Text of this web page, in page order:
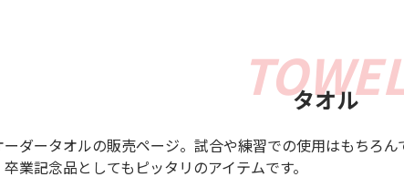
タオル
ダータオルの販売ページ。試合や練習での使用はもちろ
業記念品としてもピッタリのアイテムです。